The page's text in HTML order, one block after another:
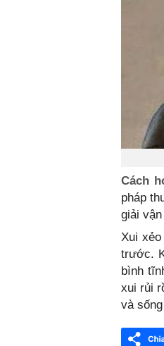
Cách
pháp
giải vận
Xui
trước.
bình
xui rủi
và